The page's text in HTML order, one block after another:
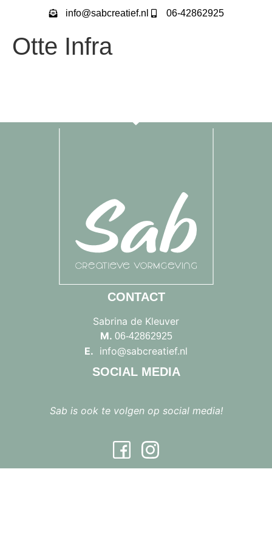
info@sabcreatief.nl 06-42862925
Otte Infra
CONTACT
Sabrina de Kleuver
M. 06-42862925
E. info@sabcreatief.nl
SOCIAL MEDIA
Sab is ook te volgen op social media!